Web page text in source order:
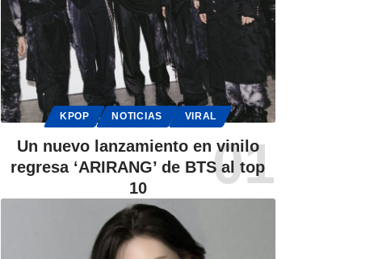
KPOP NOTICIAS VIRAL
Un nuevo lanzamiento en vinilo
regresa ‘ARIRANG’ de BTS al top
10